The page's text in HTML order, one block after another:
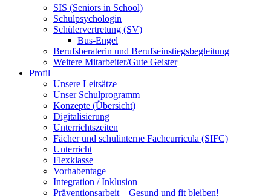
SIS (Seniors in School)
Schulpsychologin
Schülervertretung (SV)
Bus-Engel
Berufsberaterin und Berufseinstiegsbegleitung
Weitere Mitarbeiter/Gute Geister
Profil
Unsere Leitsätze
Unser Schulprogramm
Konzepte (Übersicht)
Digitalisierung
Unterrichtszeiten
Fächer und schulinterne Fachcurricula (SIFC)
Unterricht
Flexklasse
Vorhabentage
Integration / Inklusion
Präventionsarbeit – Gesund und fit bleiben!